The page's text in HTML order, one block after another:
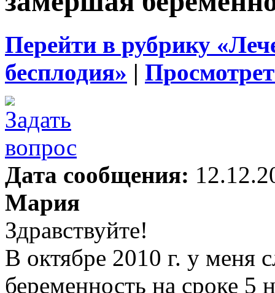
Перейти в рубрику
бесплодия» |
Дата сообщения:
Мария
Здравствуйте!
В октябре 2010 г. у меня
беременность на сроке 5